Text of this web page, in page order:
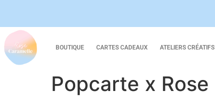
BOUTIQUE CARTES CADEAUX ATELIERS CRÉATIFS
Popcarte x